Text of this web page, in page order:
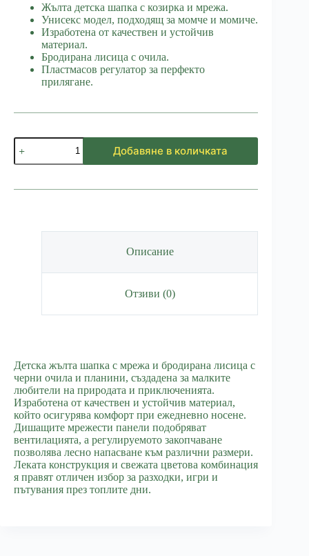
Жълта детска шапка с козирка и мрежа.
Унисекс модел, подходящ за момче и момиче.
Изработена от качествен и устойчив
материал.
Бродирана лисица с очила.
Пластмасов регулатор за перфекто
прилягане.
количество
за
Детска
с
Добавяне в количката
Описание
Отзиви (0)
Детска жълта шапка с мрежа и бродирана лисица с
черни очила и планини, създадена за малките
любители на природата и приключенията.
Изработена от качествен и устойчив материал,
който осигурява комфорт при ежедневно носене.
Дишащите мрежести панели подобряват
вентилацията, а регулируемото закопчаване
позволява лесно напасване към различни размери.
Леката конструкция и свежата цветова комбинация
я правят отличен избор за разходки, игри и
пътувания през топлите дни.